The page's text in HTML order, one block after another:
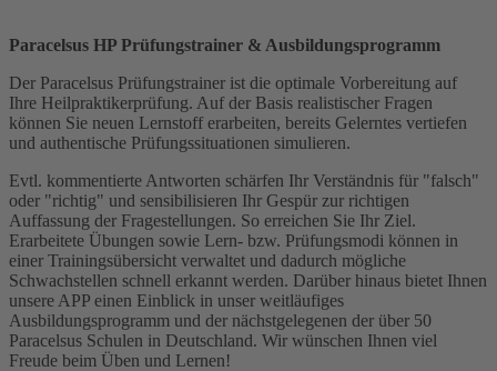
Paracelsus HP Prüfungstrainer & Ausbildungsprogramm
Der Paracelsus Prüfungstrainer ist die optimale Vorbereitung auf
Ihre Heilpraktikerprüfung. Auf der Basis realistischer Fragen
können Sie neuen Lernstoff erarbeiten, bereits Gelerntes vertiefen
und authentische Prüfungssituationen simulieren.
Evtl. kommentierte Antworten schärfen Ihr Verständnis für "falsch"
oder "richtig" und sensibilisieren Ihr Gespür zur richtigen
Auffassung der Fragestellungen. So erreichen Sie Ihr Ziel.
Erarbeitete Übungen sowie Lern- bzw. Prüfungsmodi können in
einer Trainingsübersicht verwaltet und dadurch mögliche
Schwachstellen schnell erkannt werden. Darüber hinaus bietet Ihnen
unsere APP einen Einblick in unser weitläufiges
Ausbildungsprogramm und der nächstgelegenen der über 50
Paracelsus Schulen in Deutschland. Wir wünschen Ihnen viel
Freude beim Üben und Lernen!